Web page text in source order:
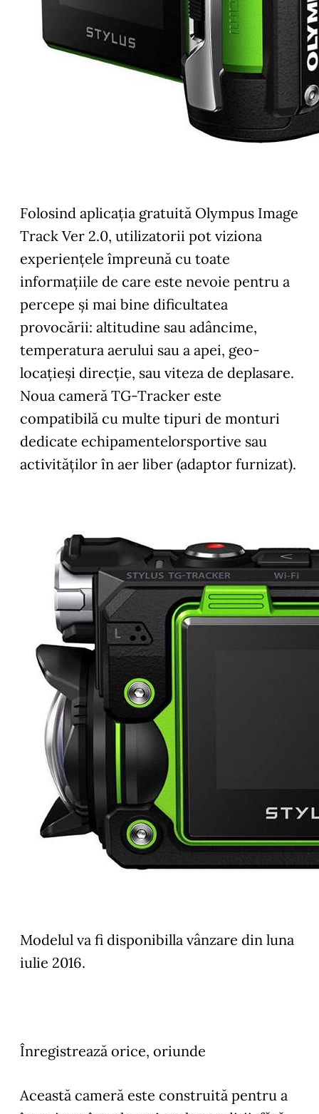
Folosind aplicaţia gratuită Olympus Image
Track Ver 2.0, utilizatorii pot viziona
experienţele împreună cu toate
informaţiile de care este nevoie pentru a
percepe şi mai bine dificultatea
provocării: altitudine sau adâncime,
temperatura aerului sau a apei, geo-
locaţieşi direcţie, sau viteza de deplasare.
Noua cameră TG-Tracker este
compatibilă cu multe tipuri de monturi
dedicate echipamentelorsportive sau
activităţilor în aer liber (adaptor furnizat).
Modelul va fi disponibilla vânzare din luna
iulie 2016.
Înregistrează orice, oriunde
Această cameră este construită pentru a